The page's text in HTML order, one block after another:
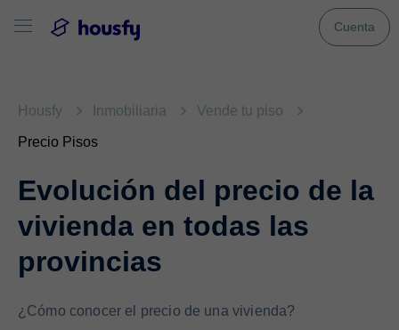
Cuenta
Housfy Inmobiliaria Vende tu piso
Precio Pisos
Evolución del precio de la
vivienda en todas las
provincias
¿Cómo conocer el precio de una vivienda?